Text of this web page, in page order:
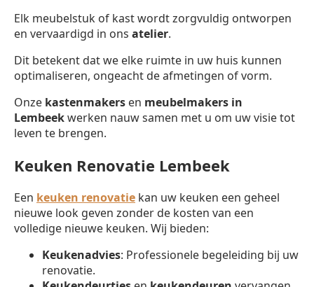
Elk meubelstuk of kast wordt zorgvuldig ontworpen
en vervaardigd in ons atelier.
Dit betekent dat we elke ruimte in uw huis kunnen
optimaliseren, ongeacht de afmetingen of vorm.
Onze kastenmakers en meubelmakers in
Lembeekwerken nauw samen met u om uw visie tot
leven te brengen.
Keuken Renovatie Lembeek
Een keuken renovatie kan uw keuken een geheel
nieuwe look geven zonder de kosten van een
volledige nieuwe keuken. Wij bieden:
Keukenadvies: Professionele begeleiding bij uw
renovatie.